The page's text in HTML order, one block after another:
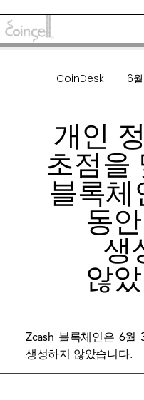
CoinDesk 6
개인
초점을
블록체
동
생
않
Zcash 블록체인은 6월
생성하지 않았습니다.